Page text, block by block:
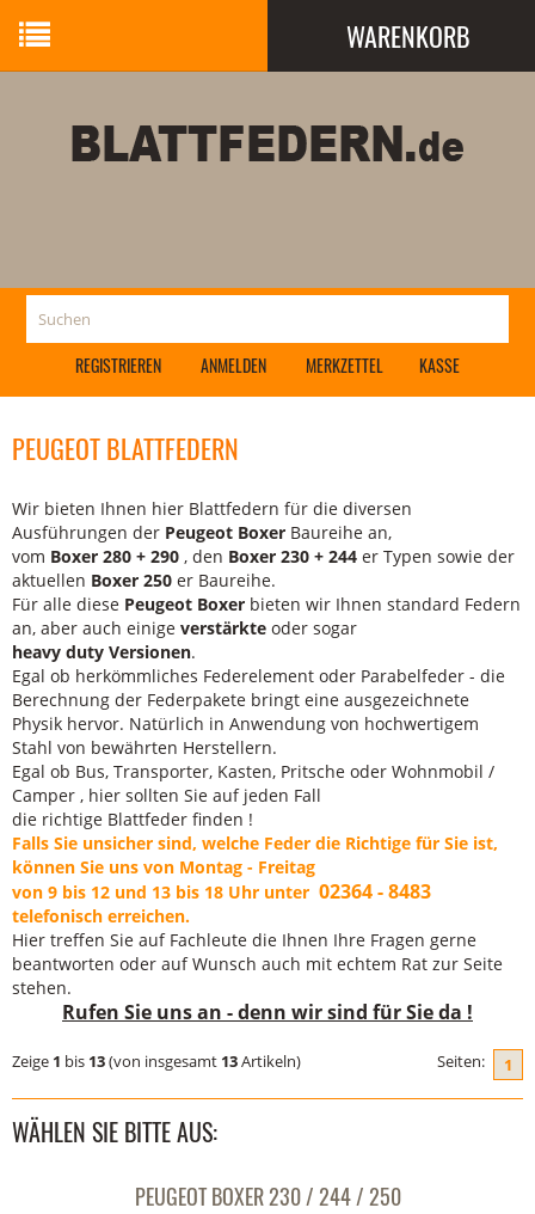
WARENKORB
REGISTRIEREN ANMELDEN MERKZETTEL KASSE
PEUGEOT BLATTFEDERN
Wir bieten Ihnen hier Blattfedern für die diversen
Ausführungen der Peugeot Boxer Baureihe an,
vom Boxer 280 + 290 , den Boxer 230 + 244 er Typen sowie der
aktuellen Boxer 250 er Baureihe.
Für alle diese Peugeot Boxer bieten wir Ihnen standard Federn
an, aber auch einige verstärkte oder sogar
heavy duty Versionen.
Egal ob herkömmliches Federelement oder Parabelfeder - die
Berechnung der Federpakete bringt eine ausgezeichnete
Physik hervor. Natürlich in Anwendung von hochwertigem
Stahl von bewährten Herstellern.
Egal ob Bus, Transporter, Kasten, Pritsche oder Wohnmobil /
Camper , hier sollten Sie auf jeden Fall
die richtige Blattfeder finden !
Falls Sie unsicher sind, welche Feder die Richtige für Sie ist,
können Sie uns von Montag - Freitag
von 9 bis 12 und 13 bis 18 Uhr unter 02364 - 8483
telefonisch erreichen.
Hier treffen Sie auf Fachleute die Ihnen Ihre Fragen gerne
beantworten oder auf Wunsch auch mit echtem Rat zur Seite
stehen.
Rufen Sie uns an - denn wir sind für Sie da !
Zeige 1 bis 13(von insgesamt 13Artikeln) Seiten: 1
WÄHLEN SIE BITTE AUS:
PEUGEOT BOXER 230 / 244 / 250